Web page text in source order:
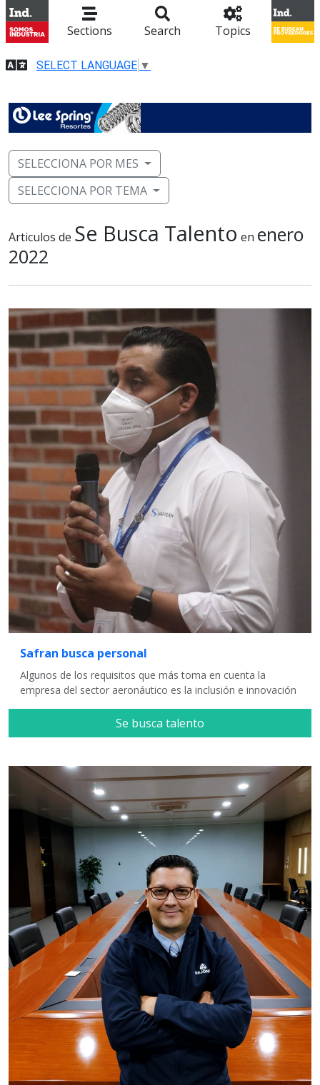
Sections Search Topics
SELECT LANGUAGE ▼
SELECCIONA POR MES
SELECCIONA POR TEMA
Articulos de Se Busca Talento en enero
2022
Safran busca personal
Algunos de los requisitos que más toma en cuenta la
empresa del sector aeronáutico es la inclusión e innovación
Se busca talento